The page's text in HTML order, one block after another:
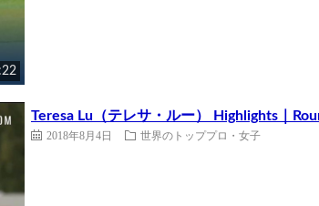
Teresa Lu（テレサ・ルー） Highlights｜
2018年8月4日 世界のトッププロ・女子